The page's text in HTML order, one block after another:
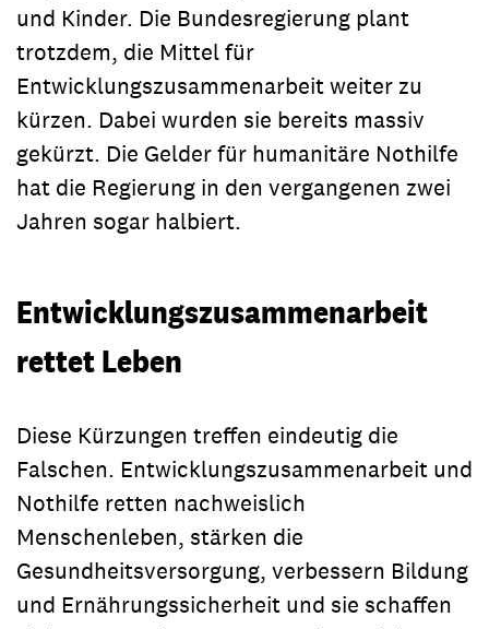
und Kinder. Die Bundesregierung plant
trotzdem, die Mittel für
Entwicklungszusammenarbeit weiter zu
kürzen. Dabei wurden sie bereits massiv
gekürzt. Die Gelder für humanitäre Nothilfe
hat die Regierung in den vergangenen zwei
Jahren sogar halbiert.
Entwicklungszusammenarbeit
rettet Leben
Diese Kürzungen treffen eindeutig die
Falschen. Entwicklungszusammenarbeit und
Nothilfe retten nachweislich
Menschenleben, stärken die
Gesundheitsversorgung, verbessern Bildung
und Ernährungssicherheit und sie schaffen